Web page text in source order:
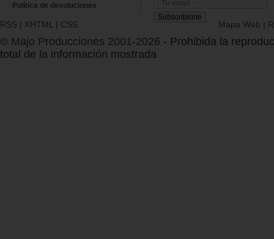
Política de devoluciones
RSS | XHTML | CSS Mapa Web |
© Majo Producciones 2001-2026 - Prohibida la
total de la información mostrada